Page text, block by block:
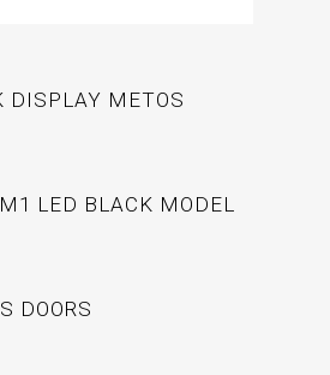
DISPLAY METOS
LED BLACK MODEL
DOORS